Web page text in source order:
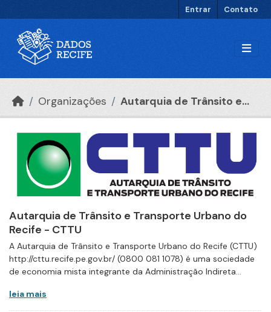
Entrar Contato
Organizações Autarquia de Trânsito e...
Autarquia de Trânsito e Transporte Urbano do
Recife - CTTU
A Autarquia de Trânsito e Transporte Urbano do Recife (CTTU)
http://cttu.recife.pe.gov.br/ (0800 081 1078) é uma sociedade
de economia mista integrante da Administração Indireta...
leia mais